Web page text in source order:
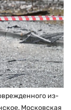
из-
Московская